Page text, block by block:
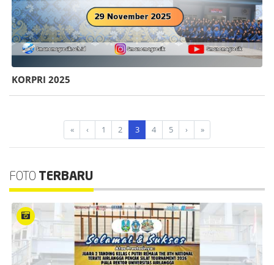
KORPRI 2025
« ‹ 1 2 3 4 5 › »
FOTO TERBARU